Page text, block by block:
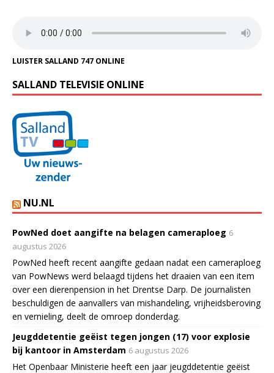
LUISTER SALLAND 747 ONLINE
SALLAND TELEVISIE ONLINE
NU.NL
PowNed doet aangifte na belagen cameraploeg 6
augustus 2026
PowNed heeft recent aangifte gedaan nadat een cameraploeg
van PowNews werd belaagd tijdens het draaien van een item
over een dierenpension in het Drentse Darp. De journalisten
beschuldigen de aanvallers van mishandeling, vrijheidsberoving
en vernieling, deelt de omroep donderdag.
Jeugddetentie geëist tegen jongen (17) voor explosie
bij kantoor in Amsterdam 6 augustus 2026
Het Openbaar Ministerie heeft een jaar jeugddetentie geëist